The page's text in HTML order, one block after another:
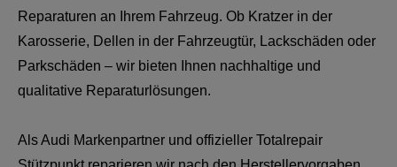
Reparaturen an Ihrem Fahrzeug. Ob Kratzer in der
Karosserie, Dellen in der Fahrzeugtür, Lackschäden oder
Parkschäden – wir bieten Ihnen nachhaltige und
qualitative Reparaturlösungen.
Als Audi Markenpartner und offizieller Totalrepair